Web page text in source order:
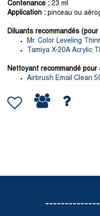
Contenance : 23 ml
Application : pinceau ou
Diluants recommandés
Mr. Color Leveling
Tamiya X-20A Acrylic
Nettoyant recommandé pour
Airbrush Email Clean